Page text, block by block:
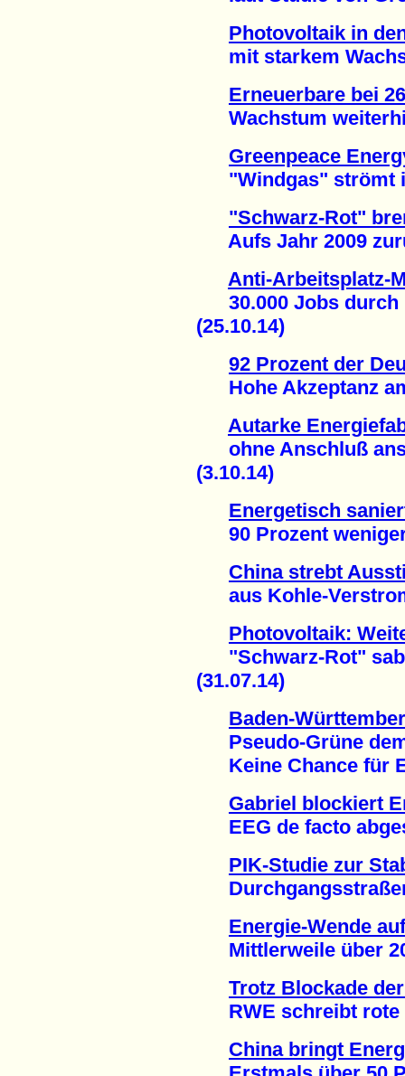
Photovoltaik in
mit starkem
Erneuerbare bei
Wachstum
Greenpeace
"Windgas" strömt in
"Schwarz-Rot"
Aufs Jahr 2009
Anti-Arbeitsplatz-
30.000 Jobs durch
(25.10.14)
92 Prozent der
Hohe Akzeptanz
Autarke
ohne Anschluß
(3.10.14)
Energetisch
90 Prozent weniger
China strebt
aus Kohle-
Photovoltaik:
"Schwarz-Rot"
(31.07.14)
Baden-
Pseudo-Grüne
Keine Chance für
Gabriel blockiert
EEG de facto
PIK-Studie zur
Durchgangsstraßen
Energie-Wende
Mittlerweile über
Trotz Blockade
RWE schreibt rote
China bringt